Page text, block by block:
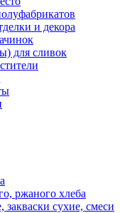
и декора
для сливок
ржаного хлеба
сухие, смеси